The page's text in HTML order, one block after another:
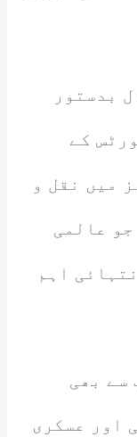
بدستور
کے
میں نقل و
عالمی
اہم
سے بھی
اور عسکری